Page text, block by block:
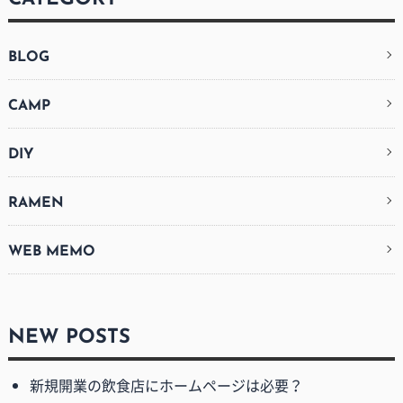
BLOG
CAMP
DIY
RAMEN
WEB MEMO
NEW POSTS
新規開業の飲食店にホームページは必要？